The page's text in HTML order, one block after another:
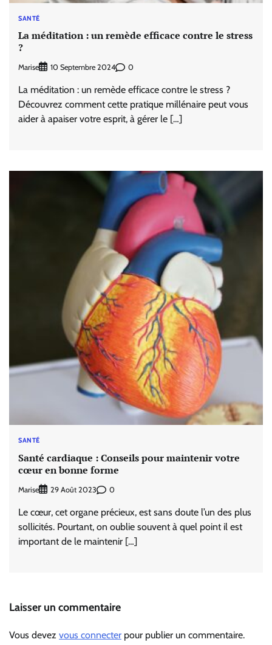
SANTÉ
La méditation : un remède efficace contre le stress
?
Marise 10 Septembre 2024 0
La méditation : un remède efficace contre le stress ?
Découvrez comment cette pratique millénaire peut vous
aider à apaiser votre esprit, à gérer le […]
SANTÉ
Santé cardiaque : Conseils pour maintenir votre
cœur en bonne forme
Marise 29 Août 2023 0
Le cœur, cet organe précieux, est sans doute l’un des plus
sollicités. Pourtant, on oublie souvent à quel point il est
important de le maintenir […]
Laisser un commentaire
Vous devez vous connecter pour publier un commentaire.